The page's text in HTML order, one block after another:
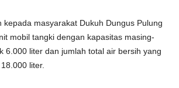
kepada masyarakat Dukuh Dungus Pulung
mobil tangki dengan kapasitas masing-
6.000 liter dan jumlah total air bersih yang
liter.